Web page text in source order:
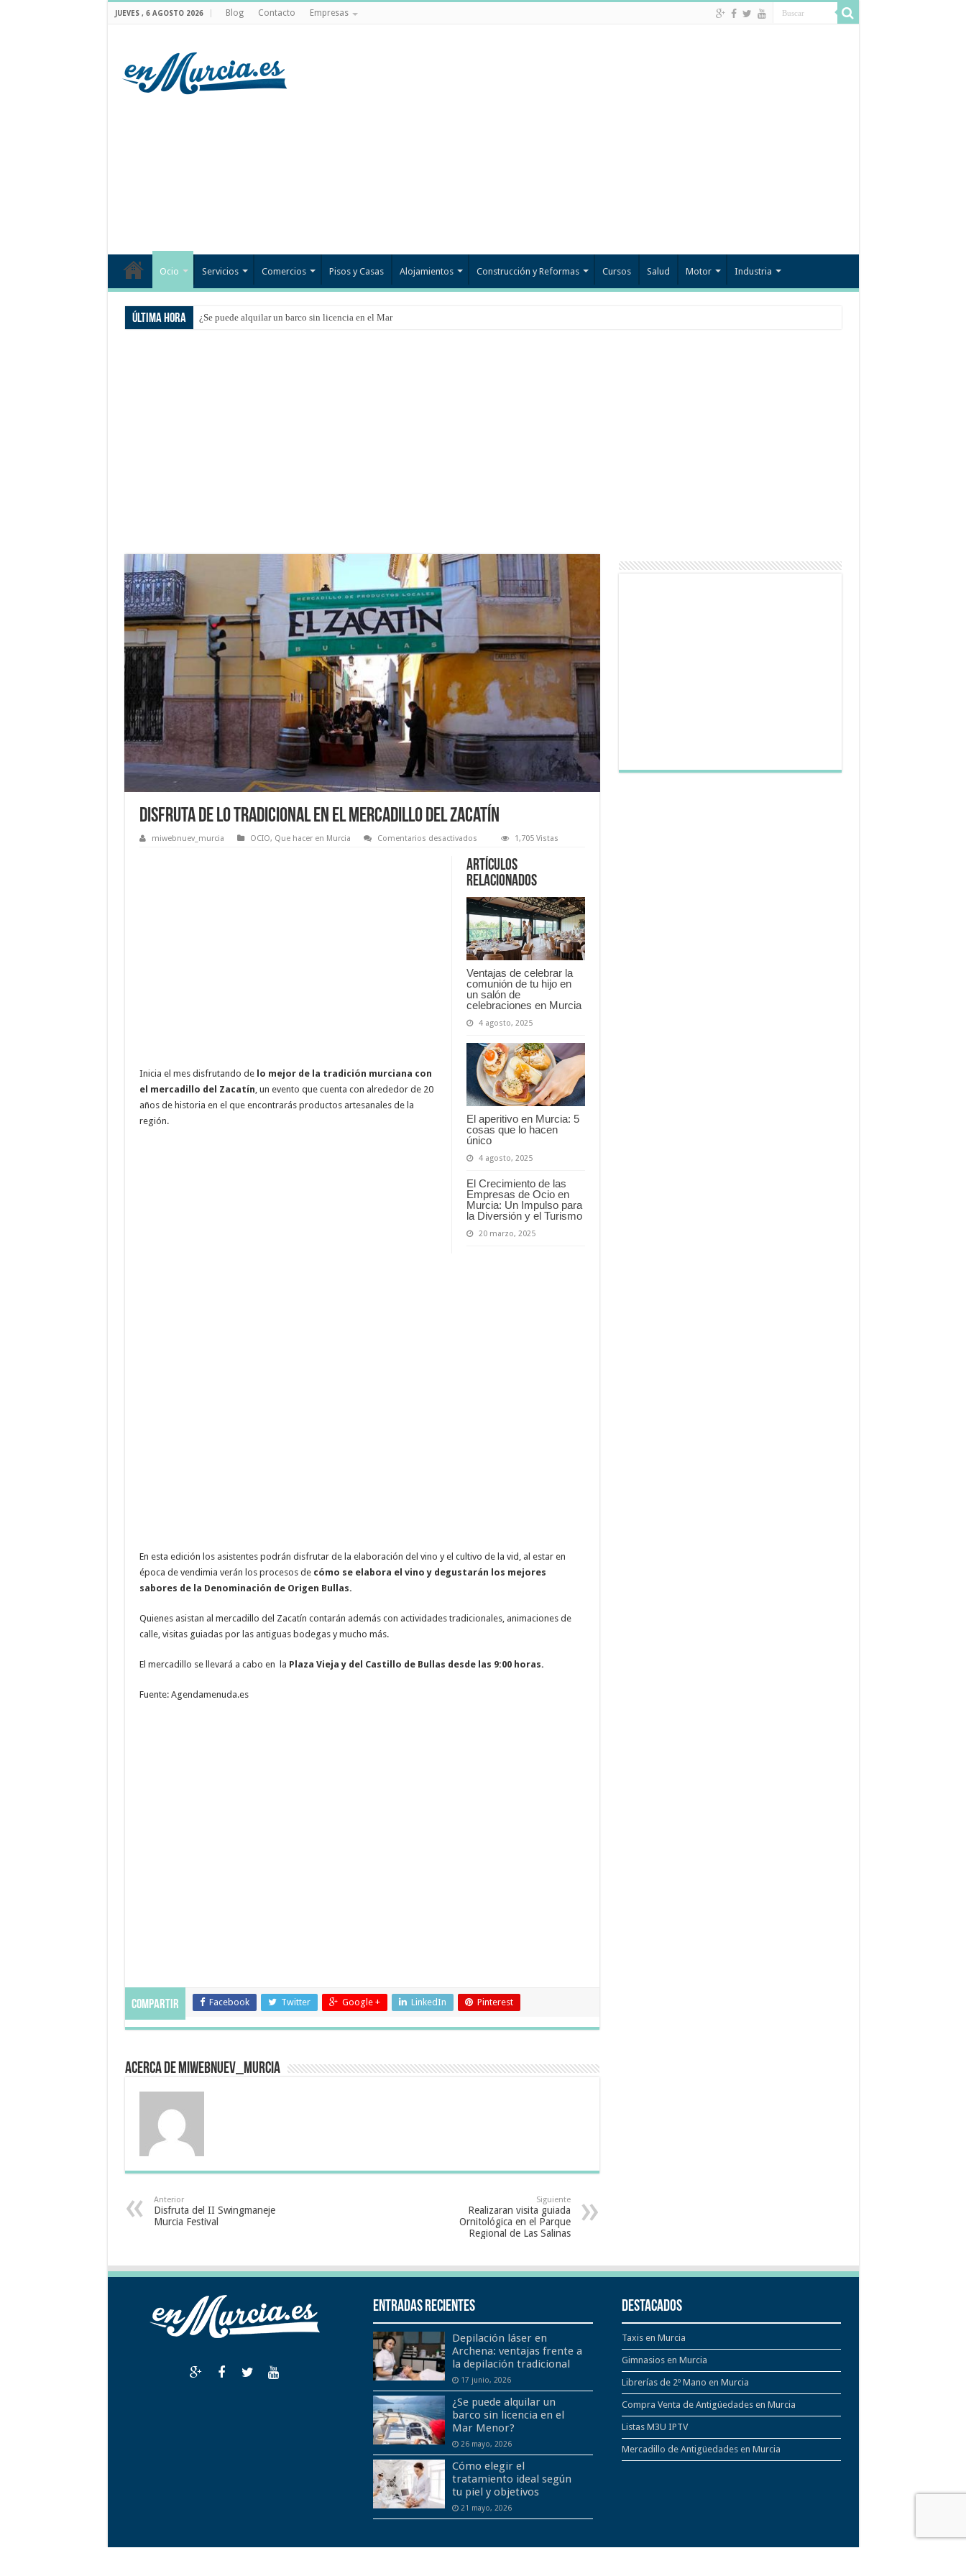
JUEVES , 6 AGOSTO 2026 Blog Contacto Empresas
Ocio Servicios Comercios Pisos y Casas Alojamientos Construcción y Reformas Cursos Salud Motor Industria
Última hora ¿Se puede alquilar un barco sin licencia en el Mar Menor?
Disfruta de lo tradicional en el mercadillo del Zacatín
miwebnuev_murcia OCIO, Que hacer en Murcia Comentarios desactivadosen
de
lo
tradicional
en
mercadillo
del
Zacatín
1,705 Vistas
Artículos
relacionados
Ventajas de celebrar la
comunión de tu hijo en
un salón de
celebraciones en Murcia
4 agosto, 2025
El aperitivo en Murcia: 5
cosas que lo hacen
único
4 agosto, 2025
El Crecimiento de las
Empresas de Ocio en
Murcia: Un Impulso para
la Diversión y el Turismo
20 marzo, 2025
Inicia el mes disfrutando delo mejor de la tradición murciana con
el mercadillo del Zacatín, un evento que cuenta con alrededor de 20
años de historia en el que encontrarás productos artesanales de la
región.
En esta edición los asistentes podrán disfrutar de la elaboración del vino y el cultivo de la vid, al estar en
época de vendimia verán los procesos de cómo se elabora el vino y degustarán los mejores
sabores de la Denominación de Origen Bullas.
Quienes asistan al mercadillo del Zacatín contarán además con actividades tradicionales, animaciones de
calle, visitas guiadas por las antiguas bodegas y mucho más.
El mercadillo se llevará a cabo en la Plaza Vieja y del Castillo de Bullas desde las 9:00 horas.
Fuente: Agendamenuda.es
Compartir Facebook Twitter Google + LinkedIn Pinterest
Acerca de miwebnuev_murcia
Anterior
Disfruta del II Swingmaneje
Murcia Festival
Siguiente
Realizaran visita guiada
Ornitológica en el Parque
Regional de Las Salinas
Entradas recientes
Depilación láser en
Archena: ventajas frente a
la depilación tradicional
17 junio, 2026
¿Se puede alquilar un
barco sin licencia en el
Mar Menor?
26 mayo, 2026
Cómo elegir el
tratamiento ideal según
tu piel y objetivos
21 mayo, 2026
Destacados
Taxis en Murcia
Gimnasios en Murcia
Librerías de 2º Mano en Murcia
Compra Venta de Antigüedades en Murcia
Listas M3U IPTV
Mercadillo de Antigüedades en Murcia